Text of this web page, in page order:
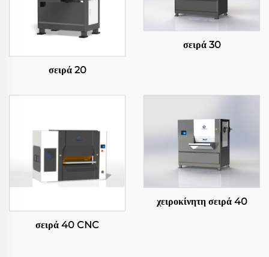
σειρά 20
σειρά 30
σειρά 40 CNC
χειροκίνητη σειρά 40